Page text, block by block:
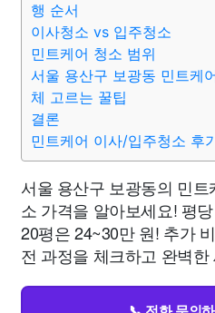
행 순서
이사청소 vs 입주청소
민트케어 청소 범위
서울 용산구 보광동 민트케
체 고르는 꿀팁
결론
민트케어 이사/입주청소 후
서울 용산구 보광동의 민
소 가격을 알아보세요! 평
20평은 24~30만 원! 추가
전 과정을 체크하고 완벽